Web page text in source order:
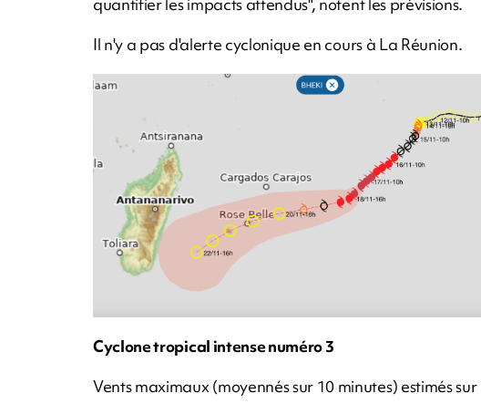
Il n'y a pas d'alerte cyclonique en cours à La Réunion.
Cyclone tropical intense numéro 3
Vents maximaux (moyennés sur 10 minutes) estimés